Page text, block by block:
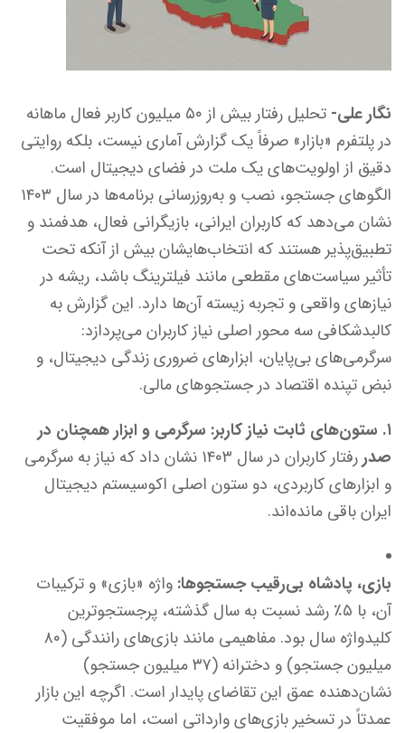
نگار علی-
تحلیل رفتار بیش از ۵۰ میلیون کاربر فعال ماهانه
در پلتفرم «بازار» صرفاً یک گزارش آماری نیست، بلکه روایتی
دقیق از اولویت‌های یک ملت در فضای دیجیتال است.
الگوهای جستجو، نصب و به‌روزرسانی برنامه‌ها در سال ۱۴۰۳
نشان می‌دهد که کاربران ایرانی، بازیگرانی فعال، هدفمند و
تطبیق‌پذیر هستند که انتخاب‌هایشان بیش از آنکه تحت
تأثیر سیاست‌های مقطعی مانند فیلترینگ باشد، ریشه در
نیازهای واقعی و تجربه زیسته آن‌ها دارد. این گزارش به
کالبدشکافی سه محور اصلی نیاز کاربران می‌پردازد:
سرگرمی‌های بی‌پایان، ابزارهای ضروری زندگی دیجیتال، و
نبض تپنده اقتصاد در جستجوهای مالی.
۱. ستون‌های ثابت نیاز کاربر: سرگرمی و ابزار همچنان در
صدر
رفتار کاربران در سال ۱۴۰۳ نشان داد که نیاز به سرگرمی
و ابزارهای کاربردی، دو ستون اصلی اکوسیستم دیجیتال
ایران باقی مانده‌اند.
بازی، پادشاه بی‌رقیب جستجوها: واژه «بازی» و ترکیبات
آن، با ۵٪ رشد نسبت به سال گذشته، پرجستجوترین
کلیدواژه سال بود. مفاهیمی مانند بازی‌های رانندگی (۸۰
میلیون جستجو) و دخترانه (۳۷ میلیون جستجو)
نشان‌دهنده عمق این تقاضای پایدار است. اگرچه این بازار
عمدتاً در تسخیر بازی‌های وارداتی است، اما موفقیت